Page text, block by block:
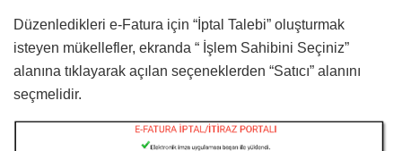
Düzenledikleri e-Fatura için “İptal Talebi” oluşturmak
isteyen mükellefler, ekranda “ İşlem Sahibini Seçiniz”
alanına tıklayarak açılan seçeneklerden “Satıcı” alanını
seçmelidir.